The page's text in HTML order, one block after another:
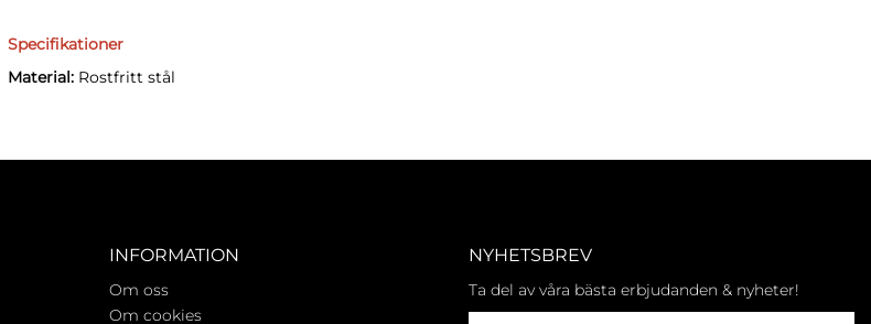
Specifikationer
Material:Rostfritt stål
INFORMATION
Om oss
Om cookies
NYHETSBREV
Ta del av våra bästa erbjudanden & nyheter!